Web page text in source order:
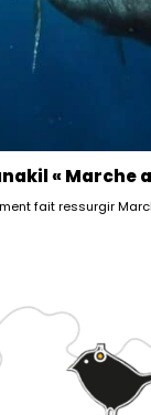
« Marche
fait ressurgir